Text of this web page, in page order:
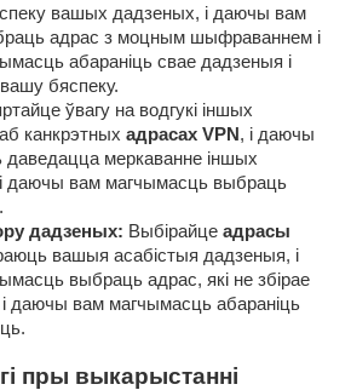
вашых дадзеных, і даючы вам
адрас з моцным шыфраваннем і
абараніць свае дадзеныя і
бяспеку.
ўвагу на водгукі іншых
канкрэтных адрасах VPN, і даючы
меркаванне іншых
і даючы вам магчымасць выбраць
дадзеных: Выбірайце адрасы
вашыя асабістыя дадзеныя, і
выбраць адрас, які не збірае
даючы вам магчымасць абараніць
пры выкарыстанні